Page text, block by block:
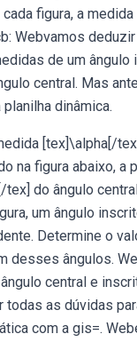
figura, a
Webvamos
de um ângulo
central. Mas
dinâmica.
[tex]\alpha[/
na figura abaixo, a
do ângulo
um ângulo
Determine o
desses ângulos.
central e
todas as dúvidas
com a gis=.